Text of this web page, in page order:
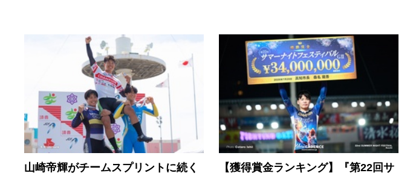
山崎帝輝がチームスプリントに続く
【獲得賞金ランキング】『第22回サ